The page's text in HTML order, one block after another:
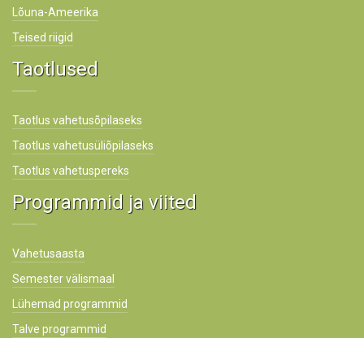
Lõuna-Ameerika
Teised riigid
Taotlused
Taotlus vahetusõpilaseks
Taotlus vahetusüliõpilaseks
Taotlus vahetuspereks
Programmid ja viited
Vahetusaasta
Semester välismaal
Lühemad programmid
Talve programmid